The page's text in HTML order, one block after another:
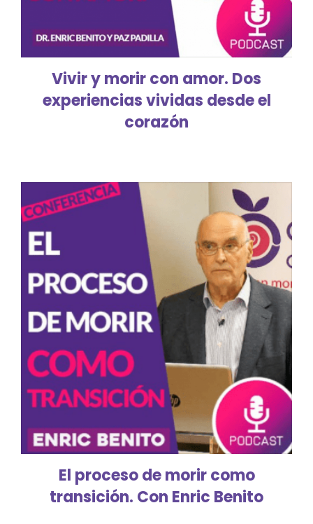
Vivir y morir con amor. Dos
experiencias vividas desde el
corazón
El proceso de morir como
transición. Con Enric Benito